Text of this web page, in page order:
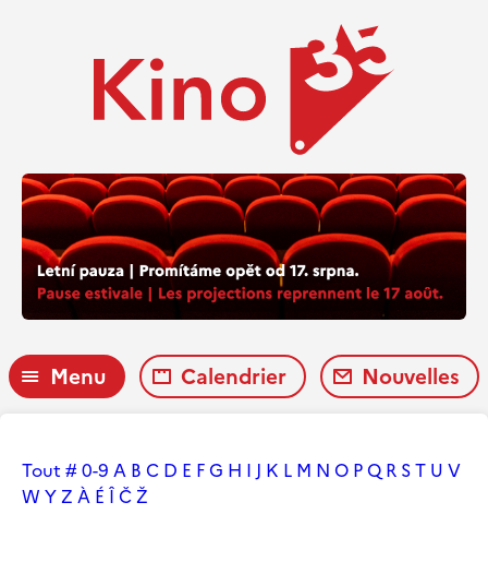
Menu Calendrier Nouvelles
Tout # 0-9 A B C D E FG H I J K L M N O PQ R ST U V
W YZ À É ÎČŽ